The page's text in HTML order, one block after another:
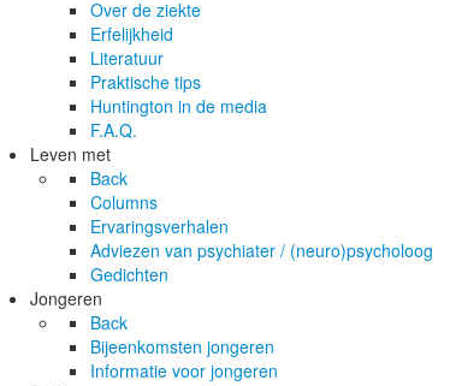
Over de ziekte
Erfelijkheid
Literatuur
Praktische tips
Huntington in de media
F.A.Q.
Leven met
Back
Columns
Ervaringsverhalen
Adviezen van psychiater / (neuro)psycholoog
Gedichten
Jongeren
Back
Bijeenkomsten jongeren
Informatie voor jongeren